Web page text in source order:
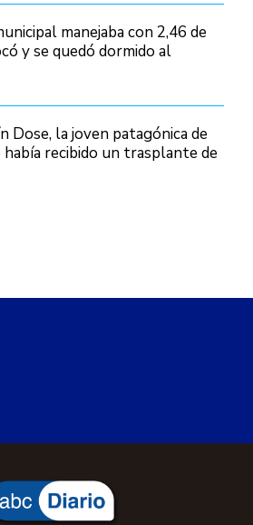
manejaba con 2,46 de
y se quedó dormido al
Dose, la joven patagónica de
había recibido un trasplante de